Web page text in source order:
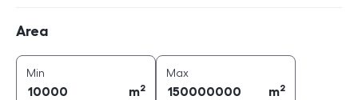
Area
Min
m2
Maxarea (
m2